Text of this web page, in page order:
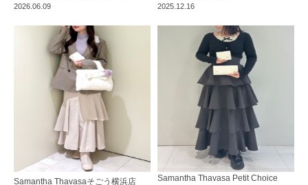
2026.06.09 2025.12.16
Samantha Thavasaそごう横浜店
Samantha Thavasa Petit Choice